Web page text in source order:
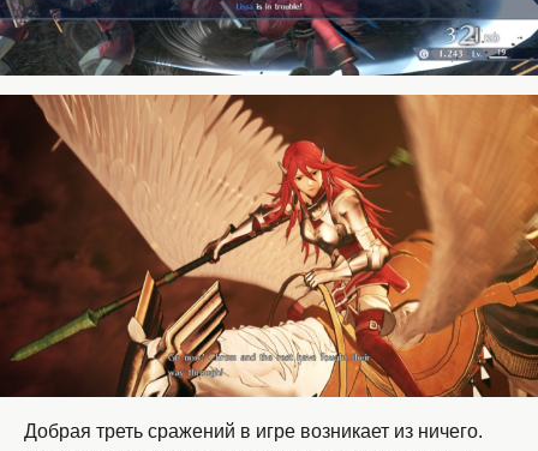
Добрая треть сражений в игре возникает из ничего.